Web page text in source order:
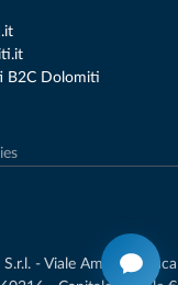
B2C Dolomiti
- Viale Amedeo Duca